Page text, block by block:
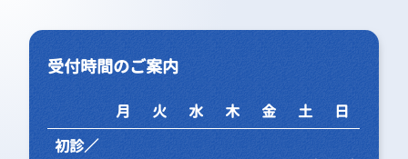
受付時間のご案内
月 火 水 木 金 土
日
初診／